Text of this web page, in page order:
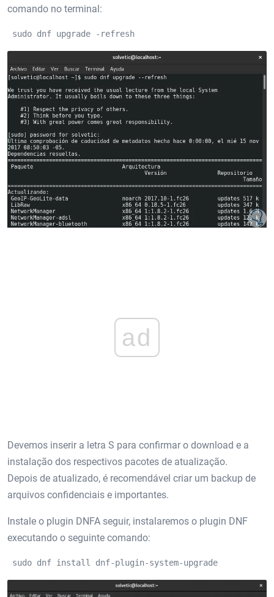
comando no terminal:
sudo dnf upgrade -refresh
ad
Devemos inserir a letra S para confirmar o download e a
instalação dos respectivos pacotes de atualização.
Depois de atualizado, é recomendável criar um backup de
arquivos confidenciais e importantes.
Instale o plugin DNFA seguir, instalaremos o plugin DNF
executando o seguinte comando:
sudo dnf install dnf-plugin-system-upgrade